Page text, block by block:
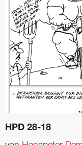
HPD 28-18